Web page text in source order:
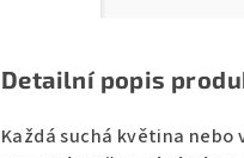
Detailní popis
Každá suchá květina nebo